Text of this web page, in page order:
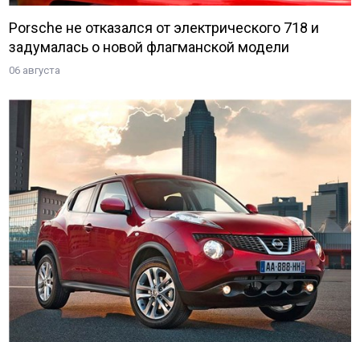
Porsche не отказался от электрического 718 и
задумалась о новой флагманской модели
06 августа